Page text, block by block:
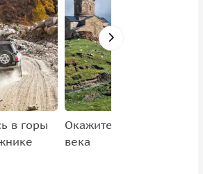
в горы
Окажитесь в храме 14
века